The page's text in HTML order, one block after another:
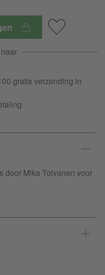
gratis verzending in
door Mika Tolvanen voor